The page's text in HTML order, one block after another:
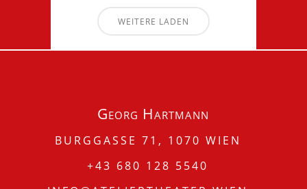
WEITERE LADEN
Georg Hartmann
BURGGASSE 71, 1070 WIEN
+43 680 128 5540